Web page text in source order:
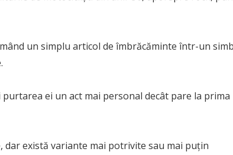
un simplu articol de îmbrăcăminte într-un
ei un act mai personal decât pare la prima
dar există variante mai potrivite sau mai puțin